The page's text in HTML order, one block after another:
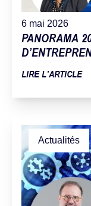
6 mai 2026
PANORAMA
LIRE L’ARTICLE
Actualités